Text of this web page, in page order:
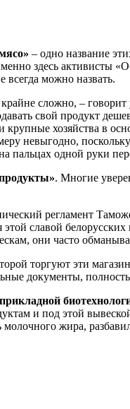
– одно название
здесь активисты
можно назвать.
сложно, – говорит
свой продукт
хозяйства в
невыгодно,
пальцах одной руки
. Многие
регламент
славой
они часто
торгуют эти
документы,
и под этой
жира,